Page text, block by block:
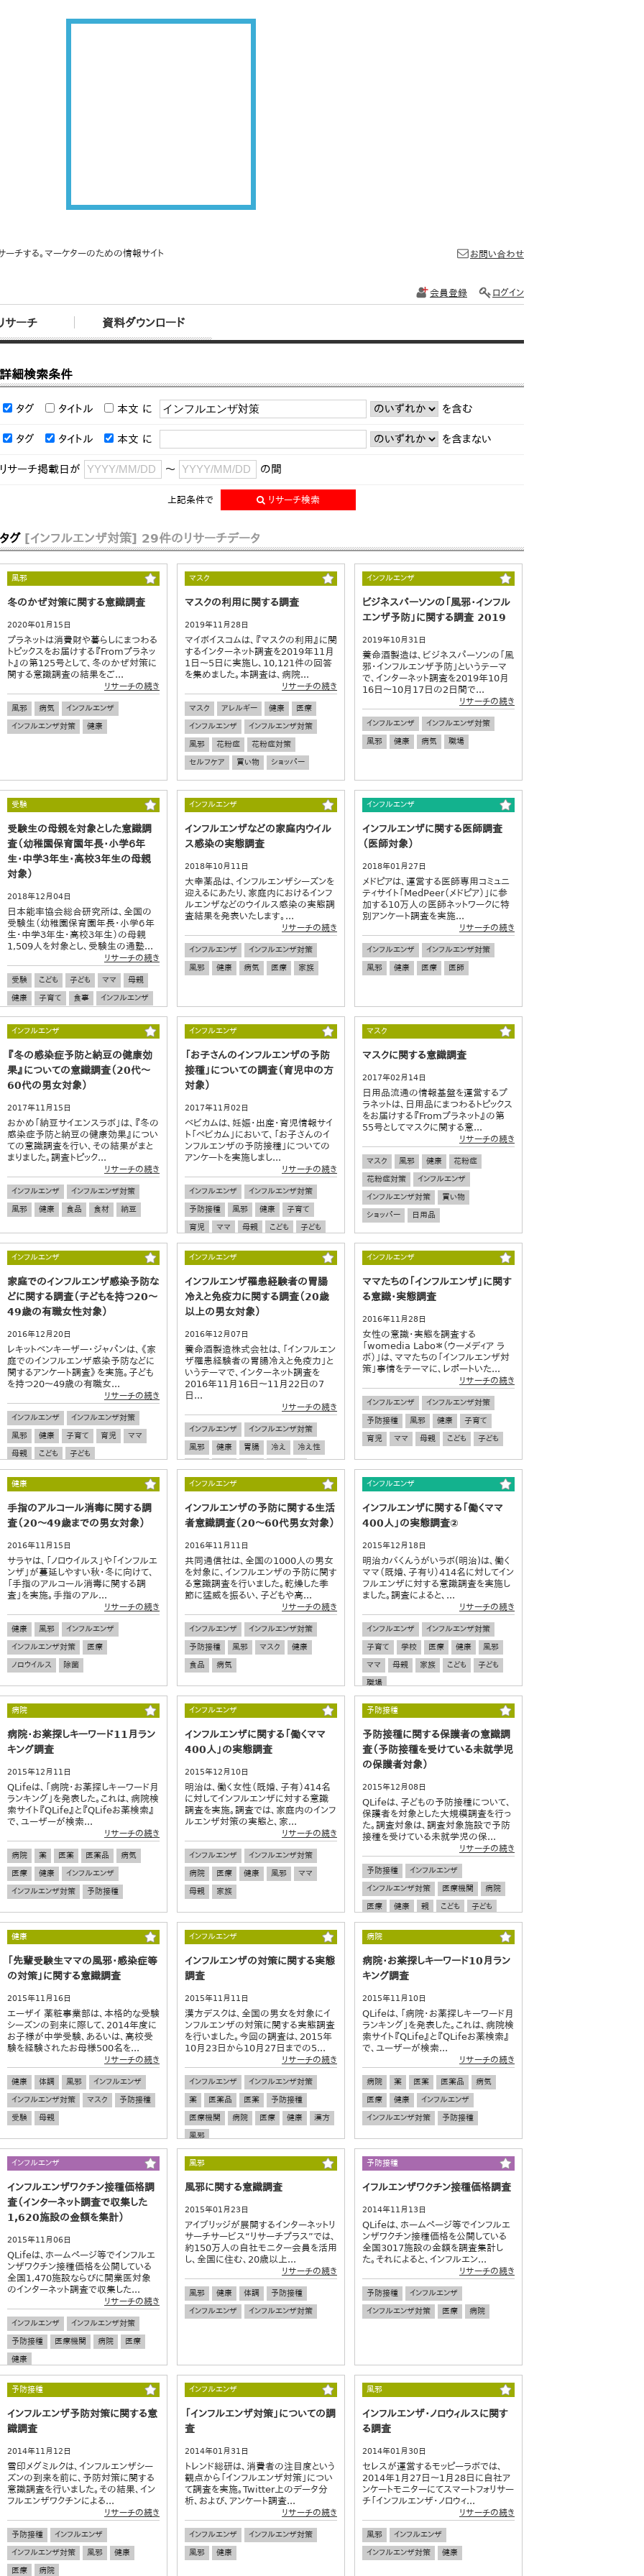
ーチする。マーケターのための情報サイト
サーチ 資料ダウンロード
お問い合わせ
会員登録 ログイン
詳細検索条件
タグ タイトル 本文 に を含む
タグ タイトル 本文 に を含まない
リサーチ掲載日が ～ の間
上記条件で リサーチ検索
タグ [インフルエンザ対策] 29件のリサーチデータ
風邪
冬のかぜ対策に関する意識調査
2020年01月15日
プラネットは消費財や暮らしにまつわる
トピックスをお届けする『Fromプラネッ
ト』の第125号として、冬のかぜ対策に
関する意識調査の結果をご...
リサーチの続き
風邪 病気
インフルエンザ
インフルエンザ対策
健康
マスク
マスクの利用に関する調査
2019年11月28日
マイボイスコムは、『マスクの利用』に関
するインターネット調査を2019年11月
1日～5日に実施し、10,121件の回答
を集めました。本調査は、病院...
リサーチの続き
マスク アレルギー 健康
医療
インフルエンザ
インフルエンザ対策
風邪
花粉症
花粉症対策
セルフケア
買い物 ショッパー
インフルエンザ
ビジネスパーソンの「風邪・インフル
エンザ予防」に関する調査 2019
2019年10月31日
養命酒製造は、ビジネスパーソンの「風
邪・インフルエンザ予防」というテーマ
で、インターネット調査を2019年10月
16日～10月17日の2日間で...
リサーチの続き
インフルエンザ
インフルエンザ対策
風邪
健康 病気 職場
受験
受験生の母親を対象とした意識調
査（幼稚園保育園年長・小学６年
生・中学３年生・高校３年生の母親
対象）
2018年12月04日
日本能率協会総合研究所は、全国の
受験生（幼稚園保育園年長・小学６年
生・中学３年生・高校３年生）の母親
1,509人を対象とし、受験生の通塾...
リサーチの続き
受験 こども 子ども ママ
母親
健康
子育て 食事
インフルエンザ
インフルエンザ対策
風邪
インフルエンザ
インフルエンザなどの家庭内ウイル
ス感染の実態調査
2018年10月11日
大幸薬品は、インフルエンザシーズンを
迎えるにあたり、家庭内におけるインフ
ルエンザなどのウイルス感染の実態調
査結果を発表いたします。...
リサーチの続き
インフルエンザ
インフルエンザ対策
風邪
健康 病気 医療 家族
インフルエンザ
インフルエンザに関する医師調査
（医師対象）
2018年01月27日
メドピアは、運営する医師専用コミュニ
ティサイト「MedPeer（メドピア）」に参
加する10万人の医師ネットワークに特
別アンケート調査を実施...
リサーチの続き
インフルエンザ
インフルエンザ対策
風邪
健康 医療 医師
インフルエンザ
『冬の感染症予防と納豆の健康効
果』についての意識調査（20代～
60代の男女対象）
2017年11月15日
おかめ「納豆サイエンスラボ」は、『冬の
感染症予防と納豆の健康効果』につい
ての意識調査を行い、その結果がまと
まりました。調査トピック...
リサーチの続き
インフルエンザ
インフルエンザ対策
風邪
健康 食品 食材 納豆
インフルエンザ
「お子さんのインフルエンザの予防
接種」についての調査（育児中の方
対象）
2017年11月02日
ベビカムは、妊娠・出産・育児情報サイ
ト「ベビカム」において、「お子さんのイ
ンフルエンザの予防接種」についての
アンケートを実施しまし...
リサーチの続き
インフルエンザ
インフルエンザ対策
予防接種
風邪 健康
子育て
育児
ママ 母親 こども 子ども
マスク
マスクに関する意識調査
2017年02月14日
日用品流通の情報基盤を運営するプ
ラネットは、日用品にまつわるトピックス
をお届けする『Fromプラネット』の第
55号としてマスクに関する意...
リサーチの続き
マスク 風邪 健康
花粉症
花粉症対策
インフルエンザ
インフルエンザ対策
買い物
ショッパー
日用品
インフルエンザ
家庭でのインフルエンザ感染予防な
どに関する調査（子どもを持つ20～
49歳の有職女性対象）
2016年12月20日
レキットベンキーザー・ジャパンは、《家
庭でのインフルエンザ感染予防などに
関するアンケート調査》を実施。子ども
を持つ20～49歳の有職女...
リサーチの続き
インフルエンザ
インフルエンザ対策
風邪
健康 子育て 育児
ママ
母親
こども
子ども
ワーキングマザー
ワーキングママ
インフルエンザ
インフルエンザ罹患経験者の胃腸
冷えと免疫力に関する調査（20歳
以上の男女対象）
2016年12月07日
養命酒製造株式会社は、「インフルエン
ザ罹患経験者の胃腸冷えと免疫力」と
いうテーマで、インターネット調査を
2016年11月16日～11月22日の7
日...
リサーチの続き
インフルエンザ
インフルエンザ対策
風邪
健康 胃腸 冷え
冷え性
セルフケア
インフルエンザ
ママたちの「インフルエンザ」に関す
る意識・実態調査
2016年11月28日
女性の意識・実態を調査する
「womedia Labo＊（ウーメディア ラ
ボ）」は、ママたちの「インフルエンザ対
策」事情をテーマに、レポートいた...
リサーチの続き
インフルエンザ
インフルエンザ対策
予防接種
風邪 健康
子育て
育児
ママ 母親 こども 子ども
健康
手指のアルコール消毒に関する調
査（20～49歳までの男女対象）
2016年11月15日
サラヤは、「ノロウイルス」や「インフルエ
ンザ」が蔓延しやすい秋・冬に向けて、
「手指のアルコール消毒に関する調
査」を実施。手指のアル...
リサーチの続き
健康 風邪
インフルエンザ
インフルエンザ対策
医療
ノロウイルス
除菌
インフルエンザ
インフルエンザの予防に関する生活
者意識調査（20～60代男女対象）
2016年11月11日
共同通信社は、全国の1000人の男女
を対象に、インフルエンザの予防に関す
る意識調査を行いました。乾燥した季
節に猛威を振るい、子どもや高...
リサーチの続き
インフルエンザ
インフルエンザ対策
予防接種
風邪 マスク
健康
食品
病気
インフルエンザ
インフルエンザに関する「働くママ
400人」の実態調査②
2015年12月18日
明治カバくんうがいラボ(明治)は、働く
ママ（既婚、子有り）414名に対してイン
フルエンザに対する意識調査を実施し
ました。調査によると、...
リサーチの続き
インフルエンザ
インフルエンザ対策
子育て
学校 医療 健康
風邪
ママ
母親 家族 こども
子ども
職場
病院
病院・お薬探しキーワード11月ラン
キング調査
2015年12月11日
QLifeは、「病院・お薬探しキーワード月
ランキング」を発表した。これは、病院検
索サイト『QLife』と『QLifeお薬検索』
で、ユーザーが検索...
リサーチの続き
病院 薬 医薬 医薬品
病気
医療
健康
インフルエンザ
インフルエンザ対策
予防接種
インフルエンザ
インフルエンザに関する「働くママ
400人」の実態調査
2015年12月10日
明治は、働く女性（既婚、子有）414名
に対してインフルエンザに対する意識
調査を実施。調査では、家庭内のインフ
ルエンザ対策の実態と、家...
リサーチの続き
インフルエンザ
インフルエンザ対策
病院
医療 健康 風邪
ママ
母親
家族
予防接種
予防接種に関する保護者の意識調
査（予防接種を受けている未就学児
の保護者対象）
2015年12月08日
QLifeは、子どもの予防接種について、
保護者を対象とした大規模調査を行っ
た。調査対象は、調査対象施設で予防
接種を受けている未就学児の保...
リサーチの続き
予防接種
インフルエンザ
インフルエンザ対策
医療機関
病院
医療
健康 親 こども
子ども
子育て
育児
健康
「先輩受験生ママの風邪・感染症等
の対策」に関する意識調査
2015年11月16日
エーザイ 薬粧事業部は、本格的な受験
シーズンの到来に際して、2014年度に
お子様が中学受験、あるいは、高校受
験を経験されたお母様500名を...
リサーチの続き
健康 体調 風邪
インフルエンザ
インフルエンザ対策
マスク
予防接種
受験
母親
インフルエンザ
インフルエンザの対策に関する実態
調査
2015年11月11日
漢方デスクは、全国の男女を対象にイ
ンフルエンザの対策に関する実態調査
を行いました。今回の調査は、2015年
10月23日から10月27日までの5...
リサーチの続き
インフルエンザ
インフルエンザ対策
薬
医薬品 医薬
予防接種
医療機関
病院 医療 健康
漢方
風邪
病院
病院・お薬探しキーワード10月ラン
キング調査
2015年11月10日
QLifeは、「病院・お薬探しキーワード月
ランキング」を発表した。これは、病院検
索サイト『QLife』と『QLifeお薬検索』
で、ユーザーが検索...
リサーチの続き
病院 薬 医薬 医薬品
病気
医療
健康
インフルエンザ
インフルエンザ対策
予防接種
インフルエンザ
インフルエンザワクチン接種価格調
査（インターネット調査で収集した
1,620施設の金額を集計）
2015年11月06日
QLifeは、ホームページ等でインフルエ
ンザワクチン接種価格を公開している
全国1,470施設ならびに開業医対象
のインターネット調査で収集した...
リサーチの続き
インフルエンザ
インフルエンザ対策
予防接種
医療機関 病院
医療
健康
風邪
風邪に関する意識調査
2015年01月23日
アイブリッジが展開するインターネットリ
サーチサービス“リサーチプラス”では、
約150万人の自社モニター会員を活用
し、全国に住む、20歳以上...
リサーチの続き
風邪 健康 体調
予防接種
インフルエンザ
インフルエンザ対策
予防接種
イフルエンザワクチン接種価格調査
2014年11月13日
QLifeは、ホームページ等でインフルエ
ンザワクチン接種価格を公開している
全国3017施設の金額を調査集計し
た。それによると、インフルエン...
リサーチの続き
予防接種
インフルエンザ
インフルエンザ対策
医療 病院
予防接種
インフルエンザ予防対策に関する意
識調査
2014年11月12日
雪印メグミルクは、インフルエンザシー
ズンの到来を前に、予防対策に関する
意識調査を行いました。その結果、イン
フルエンザワクチンによる...
リサーチの続き
予防接種
インフルエンザ
インフルエンザ対策
風邪
健康
医療
病院
インフルエンザ
「インフルエンザ対策」についての調
査
2014年01月31日
トレンド総研は、消費者の注目度という
観点から「インフルエンザ対策」につい
て調査を実施。Twitter上のデータ分
析、および、アンケート調査...
リサーチの続き
インフルエンザ
インフルエンザ対策
風邪
健康
風邪
インフルエンザ・ノロウィルスに関す
る調査
2014年01月30日
セレスが運営するモッピーラボでは、
2014年1月27日～1月28日に自社ア
ンケートモニターにてスマートフォリサー
チ「インフルエンザ・ノロウィ...
リサーチの続き
風邪
インフルエンザ
インフルエンザ対策
健康